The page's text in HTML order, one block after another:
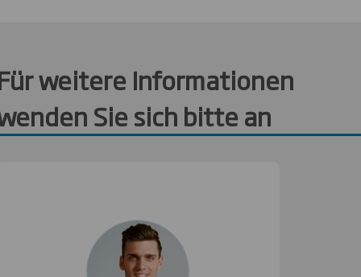
weitere Informationen
Sie sich bitte an